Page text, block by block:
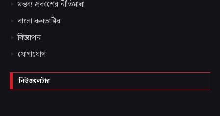
মন্তব্য প্রকাশের নীতিমালা
বাংলা কনভার্টার
বিজ্ঞাপন
যোগাযোগ
নিউজলেটার